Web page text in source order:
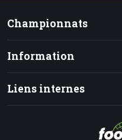
Championnats
Information
Liens internes